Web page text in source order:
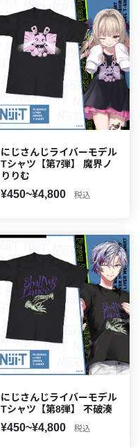
にじさんじライバーモデル
Tシャツ【第7弾】 魔界ノ
りりむ
¥450~¥4,800 税込
にじさんじライバーモデル
Tシャツ【第8弾】 不破湊
¥450~¥4,800 税込